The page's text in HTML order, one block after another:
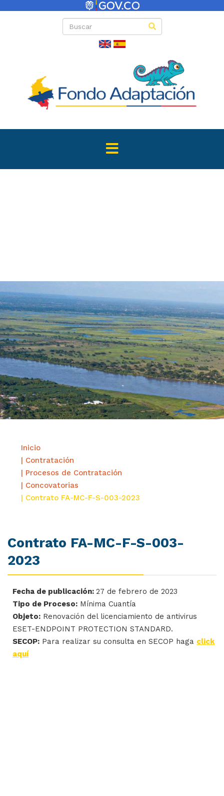
Directas
Inicio
| Contratación
| Procesos de Contratación
| Concovatorias
| Contrato FA-MC-F-S-003-2023
Contrato FA-MC-F-S-003-
2023
Fecha de publicación: 27 de febrero de 2023
Tipo de Proceso: Mínima Cuantía
Objeto: Renovación del licenciamiento de antivirus
ESET-ENDPOINT PROTECTION STANDARD.
SECOP: Para realizar su consulta en SECOP haga click
aquí